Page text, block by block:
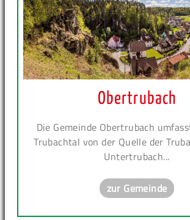
Obertrubach
Die Gemeinde Obertrubach
Trubachtal von der Quelle der
Untertrubach...
zur Gemeinde